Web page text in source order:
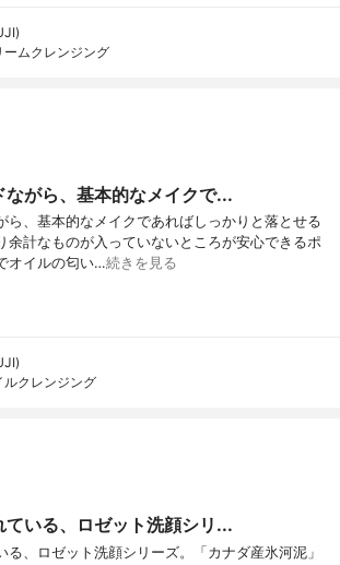
ームクレンジング
ながら、基本的なメイクで...
ら、基本的なメイクであればしっかりと落とせる
余計なものが入っていないところが安心できるポ
オイルの匂い…続きを見る
ルクレンジング
ている、ロゼット洗顔シリ...
る、ロゼット洗顔シリーズ。「カナダ産氷河泥」